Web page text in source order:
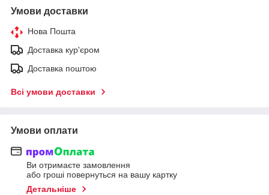
Умови доставки
Нова Пошта
Доставка кур'єром
Доставка поштою
Всі умови доставки
Умови оплати
Ви отримаєте замовлення
або гроші повернуться на вашу картку
Детальніше